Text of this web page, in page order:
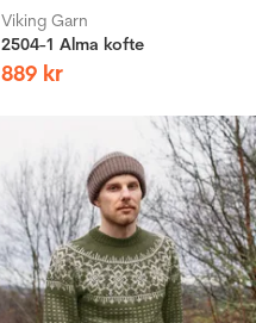
Viking Garn
2504-1 Alma kofte
889 kr